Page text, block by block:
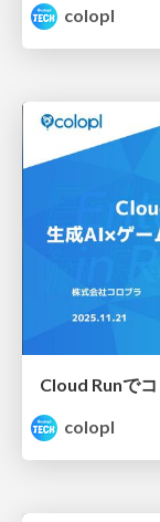
colopl
colopl